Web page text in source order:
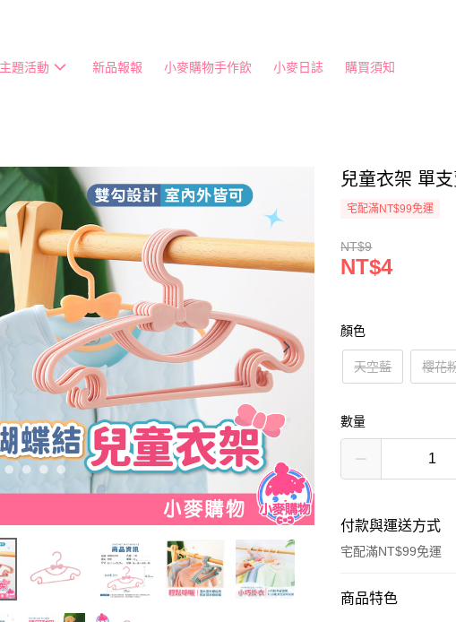
題活動 新品報報 小麥購物手作飲 小麥日誌 購買須知
兒童衣架 單支
宅配滿NT$99免運
NT$9
NT$4
顏色
天空藍 櫻花
數量
付款與運送方式
宅配滿NT$99免運
付款方式
商品特色